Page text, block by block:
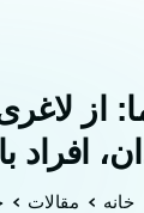
از
افراد
خانه مقالات